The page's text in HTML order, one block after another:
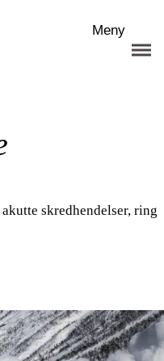
Meny
skredhendelser, ring